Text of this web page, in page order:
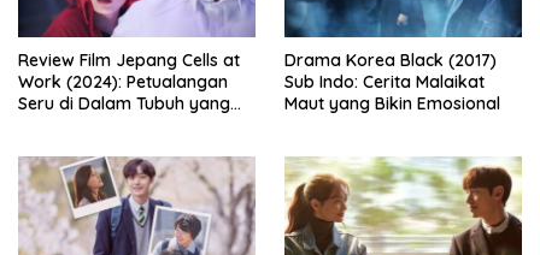
Review Film Jepang Cells at
Work (2024): Petualangan
Seru di Dalam Tubuh yang
Drama Korea Black (2017)
Sub Indo: Cerita Malaikat
Maut yang Bikin Emosional